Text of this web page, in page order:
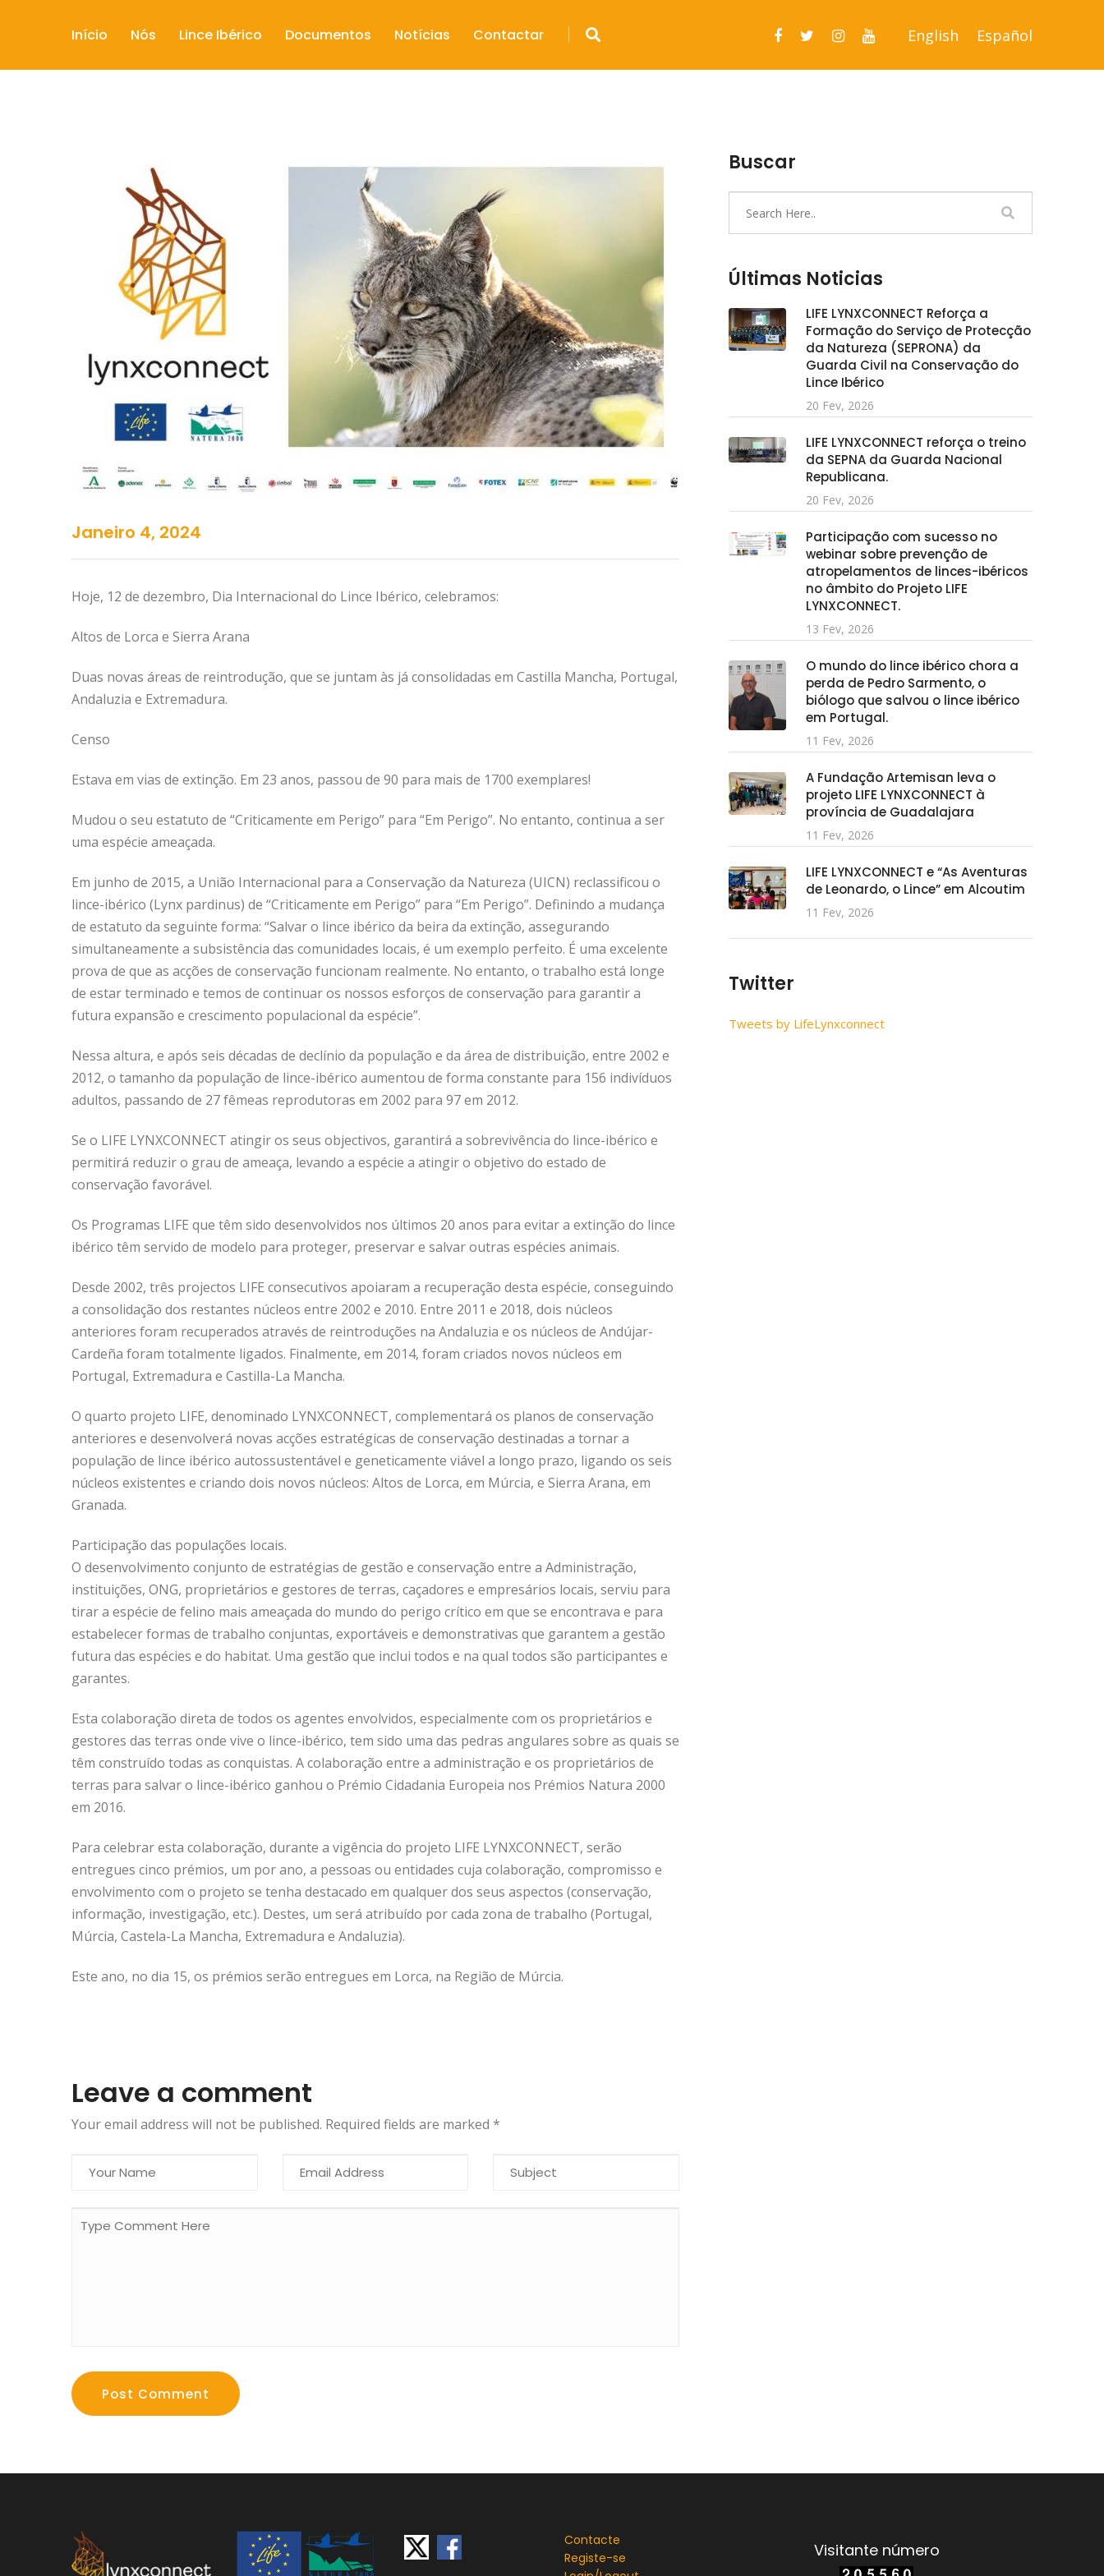
Início Nós Lince Ibérico Documentos Notícias Contactar English Español
Janeiro 4, 2024
Hoje, 12 de dezembro, Dia Internacional do Lince Ibérico, celebramos:
Altos de Lorca e Sierra Arana
Duas novas áreas de reintrodução, que se juntam às já consolidadas em Castilla Mancha, Portugal,
Andaluzia e Extremadura.
Censo
Estava em vias de extinção. Em 23 anos, passou de 90 para mais de 1700 exemplares!
Mudou o seu estatuto de “Criticamente em Perigo” para “Em Perigo”. No entanto, continua a ser
uma espécie ameaçada.
Em junho de 2015, a União Internacional para a Conservação da Natureza (UICN) reclassificou o
lince-ibérico (Lynx pardinus) de “Criticamente em Perigo” para “Em Perigo”. Definindo a mudança
de estatuto da seguinte forma: “Salvar o lince ibérico da beira da extinção, assegurando
simultaneamente a subsistência das comunidades locais, é um exemplo perfeito. É uma excelente
prova de que as acções de conservação funcionam realmente. No entanto, o trabalho está longe
de estar terminado e temos de continuar os nossos esforços de conservação para garantir a
futura expansão e crescimento populacional da espécie”.
Nessa altura, e após seis décadas de declínio da população e da área de distribuição, entre 2002 e
2012, o tamanho da população de lince-ibérico aumentou de forma constante para 156 indivíduos
adultos, passando de 27 fêmeas reprodutoras em 2002 para 97 em 2012.
Se o LIFE LYNXCONNECT atingir os seus objectivos, garantirá a sobrevivência do lince-ibérico e
permitirá reduzir o grau de ameaça, levando a espécie a atingir o objetivo do estado de
conservação favorável.
Os Programas LIFE que têm sido desenvolvidos nos últimos 20 anos para evitar a extinção do lince
ibérico têm servido de modelo para proteger, preservar e salvar outras espécies animais.
Desde 2002, três projectos LIFE consecutivos apoiaram a recuperação desta espécie, conseguindo
a consolidação dos restantes núcleos entre 2002 e 2010. Entre 2011 e 2018, dois núcleos
anteriores foram recuperados através de reintroduções na Andaluzia e os núcleos de Andújar-
Cardeña foram totalmente ligados. Finalmente, em 2014, foram criados novos núcleos em
Portugal, Extremadura e Castilla-La Mancha.
O quarto projeto LIFE, denominado LYNXCONNECT, complementará os planos de conservação
anteriores e desenvolverá novas acções estratégicas de conservação destinadas a tornar a
população de lince ibérico autossustentável e geneticamente viável a longo prazo, ligando os seis
núcleos existentes e criando dois novos núcleos: Altos de Lorca, em Múrcia, e Sierra Arana, em
Granada.
Participação das populações locais.
O desenvolvimento conjunto de estratégias de gestão e conservação entre a Administração,
instituições, ONG, proprietários e gestores de terras, caçadores e empresários locais, serviu para
tirar a espécie de felino mais ameaçada do mundo do perigo crítico em que se encontrava e para
estabelecer formas de trabalho conjuntas, exportáveis e demonstrativas que garantem a gestão
futura das espécies e do habitat. Uma gestão que inclui todos e na qual todos são participantes e
garantes.
Esta colaboração direta de todos os agentes envolvidos, especialmente com os proprietários e
gestores das terras onde vive o lince-ibérico, tem sido uma das pedras angulares sobre as quais se
têm construído todas as conquistas. A colaboração entre a administração e os proprietários de
terras para salvar o lince-ibérico ganhou o Prémio Cidadania Europeia nos Prémios Natura 2000
em 2016.
Para celebrar esta colaboração, durante a vigência do projeto LIFE LYNXCONNECT, serão
entregues cinco prémios, um por ano, a pessoas ou entidades cuja colaboração, compromisso e
envolvimento com o projeto se tenha destacado em qualquer dos seus aspectos (conservação,
informação, investigação, etc.). Destes, um será atribuído por cada zona de trabalho (Portugal,
Múrcia, Castela-La Mancha, Extremadura e Andaluzia).
Este ano, no dia 15, os prémios serão entregues em Lorca, na Região de Múrcia.
Leave a comment
Your email address will not be published. Required fields are marked *
Post Comment
Buscar
Últimas Noticias
LIFE LYNXCONNECT Reforça a
Formação do Serviço de Protecção
da Natureza (SEPRONA) da
Guarda Civil na Conservação do
Lince Ibérico
20 Fev, 2026
LIFE LYNXCONNECT reforça o treino
da SEPNA da Guarda Nacional
Republicana.
20 Fev, 2026
Participação com sucesso no
webinar sobre prevenção de
atropelamentos de linces-ibéricos
no âmbito do Projeto LIFE
LYNXCONNECT.
13 Fev, 2026
O mundo do lince ibérico chora a
perda de Pedro Sarmento, o
biólogo que salvou o lince ibérico
em Portugal.
11 Fev, 2026
A Fundação Artemisan leva o
projeto LIFE LYNXCONNECT à
província de Guadalajara
11 Fev, 2026
LIFE LYNXCONNECT e “As Aventuras
de Leonardo, o Lince” em Alcoutim
11 Fev, 2026
Twitter
Tweets by LifeLynxconnect
Contacte
Registe-se
Visitante número